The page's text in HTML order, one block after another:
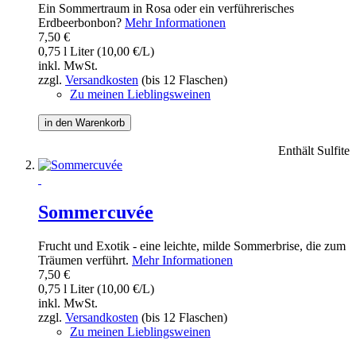
Ein Sommertraum in Rosa oder ein verführerisches
Erdbeerbonbon? Mehr Informationen
7,50 €
0,75 l Liter (10,00 €/L)
inkl. MwSt.
zzgl. Versandkosten (bis 12 Flaschen)
Zu meinen Lieblingsweinen
in den Warenkorb
Enthält Sulfite
Sommercuvée
Frucht und Exotik - eine leichte, milde Sommerbrise, die zum
Träumen verführt. Mehr Informationen
7,50 €
0,75 l Liter (10,00 €/L)
inkl. MwSt.
zzgl. Versandkosten (bis 12 Flaschen)
Zu meinen Lieblingsweinen